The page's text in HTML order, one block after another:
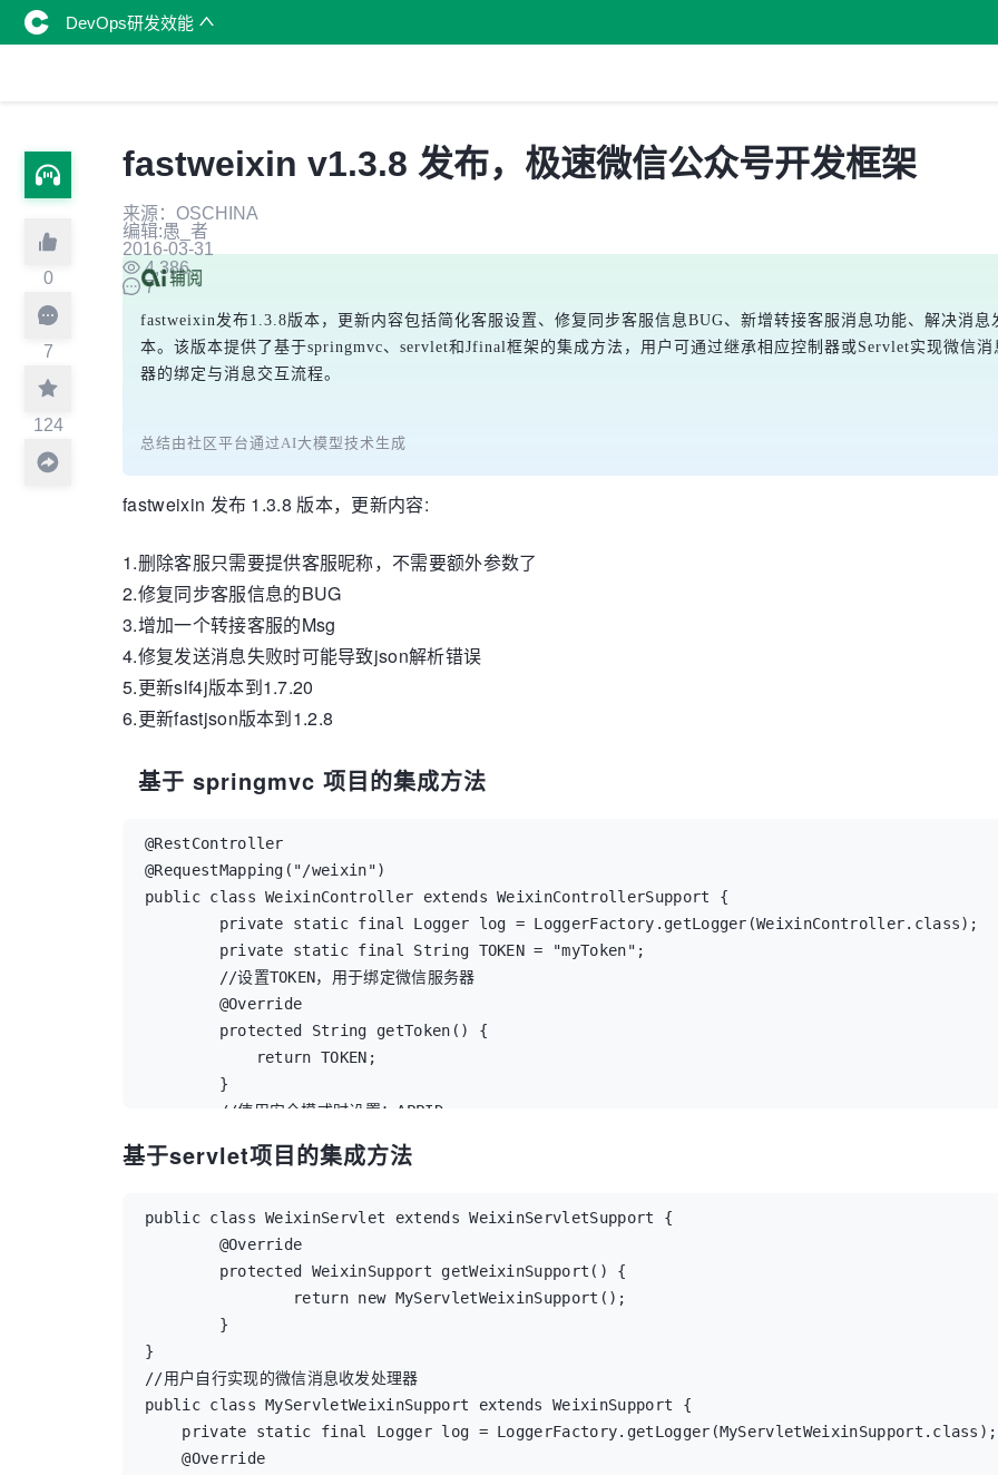
DevOps研发效能
0
7
124
fastweixin v1.3.8 发布，极速微信公众号开发框架
来源：OSCHINA
编辑:愚_者
2016-03-31
4,386
7
fastweixin发布1.3.8版本，更新内容包括简化客服设置、修复同步客服信息BUG、新增转接客服消息功能、解决消
本。该版本提供了基于springmvc、servlet和Jfinal框架的集成方法，用户可通过继承相应控制器或Servlet实现微信
器的绑定与消息交互流程。
总结由社区平台通过AI大模型技术生成
fastweixin 发布 1.3.8 版本，更新内容:
1.删除客服只需要提供客服昵称，不需要额外参数了
2.修复同步客服信息的BUG
3.增加一个转接客服的Msg
4.修复发送消息失败时可能导致json解析错误
5.更新slf4j版本到1.7.20
6.更新fastjson版本到1.2.8
基于 springmvc 项目的集成方法
@RestController
@RequestMapping("/weixin")
public class WeixinController extends WeixinControllerSupport {
private static final Logger log = LoggerFactory.getLogger(WeixinController.class);
private static final String TOKEN = "myToken";
//设置TOKEN，用于绑定微信服务器
@Override
protected String getToken() {
return TOKEN;
}
//使用安全模式时设置：APPID
protected String getAppId() {
}
//使用安全模式时设置：密钥
@Override
protected String getAESKey() {
return null;
}
//重写父类方法，处理对应的微信消息
@Override
protected BaseMsg handleTextMsg(TextReqMsg msg) {
String content = msg.getContent();
基于servlet项目的集成方法
public class WeixinServlet extends WeixinServletSupport {
@Override
protected WeixinSupport getWeixinSupport() {
return new MyServletWeixinSupport();
}
}
//用户自行实现的微信消息收发处理器
public class MyServletWeixinSupport extends WeixinSupport {
private static final Logger log = LoggerFactory.getLogger(MyServletWeixinSupport.class);
@Override